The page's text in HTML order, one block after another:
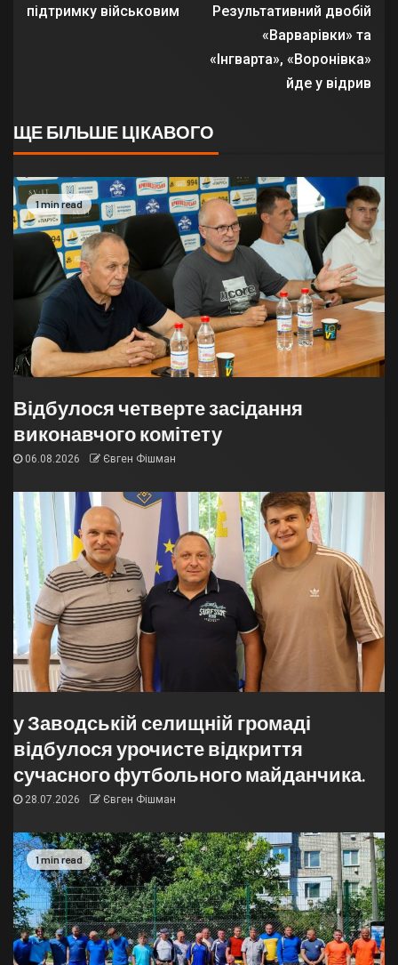
підтримку військовим
Результативний двобій
«Варварівки» та
«Інгварта», «Воронівка»
йде у відрив
ЩЕ БІЛЬШЕ ЦІКАВОГО
1 min read
Відбулося четверте засідання
виконавчого комітету
06.08.2026 Євген Фішман
у Заводській селищній громаді
відбулося урочисте відкриття
сучасного футбольного майданчика.
28.07.2026 Євген Фішман
1 min read